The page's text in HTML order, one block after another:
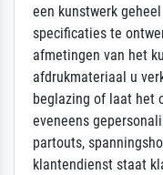
een kunstwerk
specificaties te
afmetingen van het
afdrukmateriaal u
beglazing of laat het
eveneens
partouts,
klantendienst staat